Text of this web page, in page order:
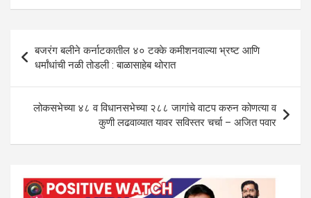
s
p
p
b
o
k
er dI gr
m
e
navigation
बजरंग बलीने कर्नाटकातील ४० टक्के कमीशनवाल्या भ्रष्ट आणि
धर्मांधांची नळी तोडली : बाळासाहेब थोरात
लोकसभेच्या ४८ व विधानसभेच्या २८८ जागांचे वाटप करुन कोणत्या व
कुणी लढवाव्यात यावर सविस्तर चर्चा – अजित पवार